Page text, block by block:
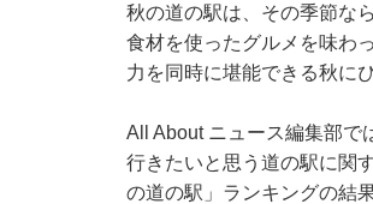
秋の道の駅は、その季節な
食材を使ったグルメを味わ
力を同時に堪能できる秋に
All About ニュース編集部で
行きたいと思う道の駅に関
の道の駅」ランキングの結